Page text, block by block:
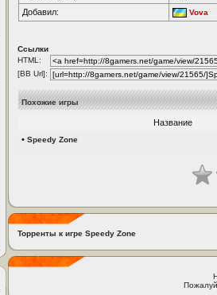
Добавил:
Vova
Ссылки
HTML:
[BB Url]:
Похожие игры
Название
• Speedy Zone
Торренты к игре Speedy Zone